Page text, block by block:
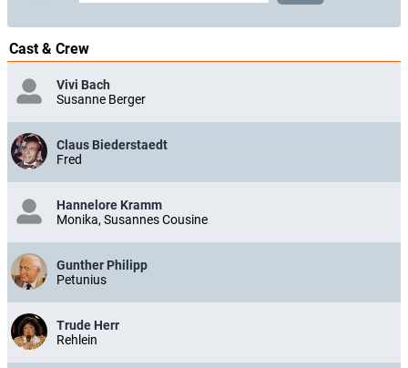
Cast & Crew
Vivi Bach
Susanne Berger
Claus Biederstaedt
Fred
Hannelore Kramm
Monika, Susannes Cousine
Gunther Philipp
Petunius
Trude Herr
Rehlein